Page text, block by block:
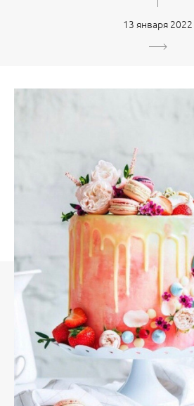
13 января 2022